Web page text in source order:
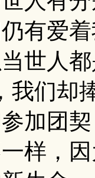
有爱
世人
我们却
加团
样，